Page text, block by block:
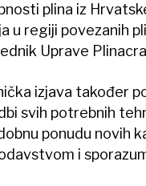
plina iz
u regiji povezanih
Uprave
izjava također
svih potrebnih
ponudu novih
i